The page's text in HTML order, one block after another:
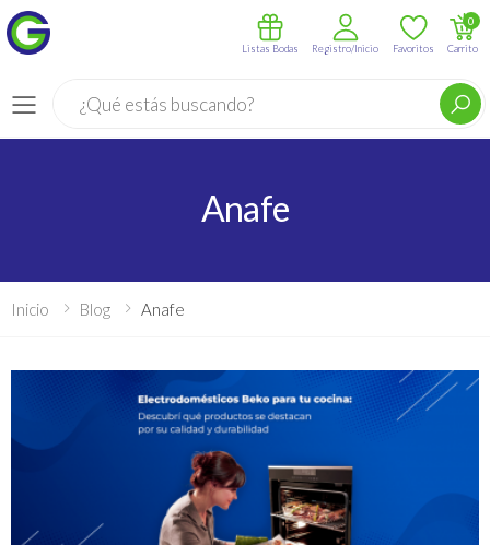
Menú
Listas Bodas Registro/Inicio Favoritos Carrito
0
Anafe
Inicio Blog Anafe